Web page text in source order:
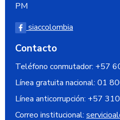
PM
siaccolombia
Contacto
Teléfono conmutador: +57
Línea gratuita nacional: 01
Línea anticorrupción: +57
Correo institucional: